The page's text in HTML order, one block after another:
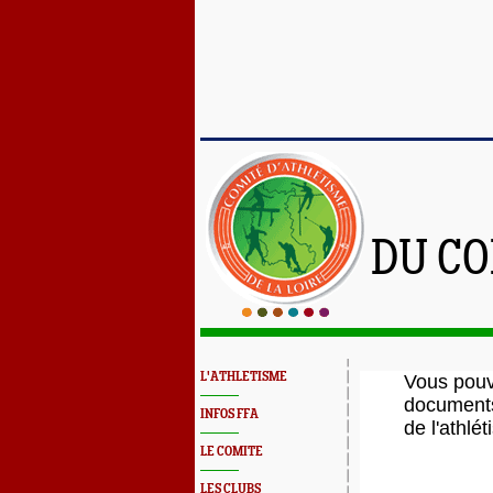
DU
L'ATHLETISME
INFOS FFA
LE COMITE
LES CLUBS
Vous
de